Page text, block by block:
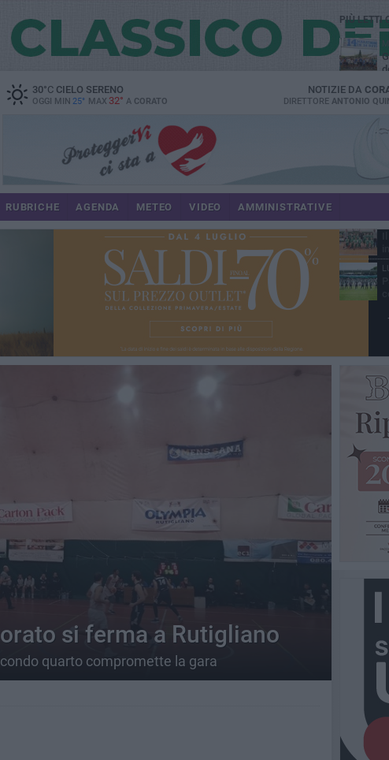
30°CCIELO SERENO
OGGI MIN 25° MAX 32° A CORATO
NOTIZIE DA
DIRETTORE ANTONIO
RUBRICHE AGENDA METEO VIDEO AMMINISTRATIVE
si ferma a Rutigliano
quarto compromette la gara
PIÙ LETTI